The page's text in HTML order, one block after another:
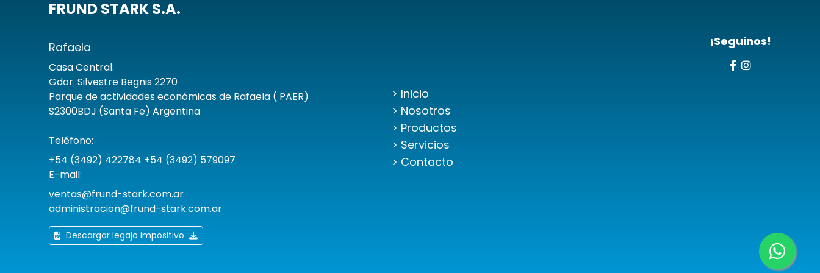
FRUND STARK S.A.
Rafaela
Casa Central:
Gdor. Silvestre Begnis 2270
Parque de actividades económicas de Rafaela ( PAER)
S2300BDJ (Santa Fe) Argentina
Teléfono:
+54 (3492) 422784 +54 (3492) 579097
E-mail:
ventas@frund-stark.com.ar
administracion@frund-stark.com.ar
Descargar legajo impositivo
> Inicio
> Nosotros
> Productos
> Servicios
> Contacto
¡Seguinos!